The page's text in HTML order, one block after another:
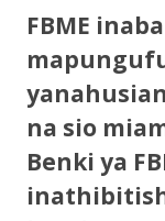
FBME
na sio
Benki ya